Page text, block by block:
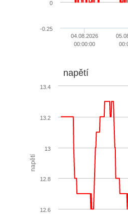
04.08.2026
00:00:00
-0.25
0
napětí
napětí
12.6
12.8
13
13.2
13.4